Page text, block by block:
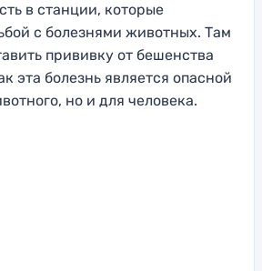
в станции, которые
с болезнями животных. Там
прививку от бешенства
эта болезнь является опасной
но и для человека.